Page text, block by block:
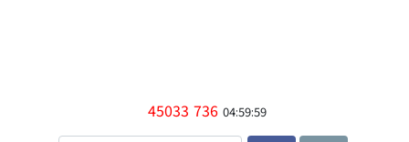
45033 736 04:59:59